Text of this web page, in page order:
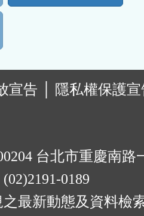
宣告
隱私權保護
台北市重慶南路
0189
最新動態及資料檢